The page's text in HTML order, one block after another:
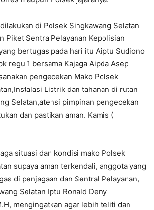
di Polsek Singkawang Selatan
Piket Sentra Pelayanan Kepolisian
bertugas pada hari itu Aiptu Sudiono
regu 1 bersama Kajaga Aipda Asep
pengecekan Mako Polsek
Listrik dan tahanan di rutan
Selatan,atensi pimpinan pengecekan
dan pastikan aman. Kamis (
situasi dan kondisi mako Polsek
supaya aman terkendali, anggota yang
di penjagaan dan Sentral Pelayanan,
Selatan Iptu Ronald Deny
mengingatkan agar lebih teliti dan